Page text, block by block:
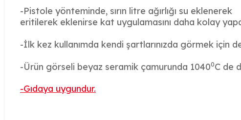
-Pistole yönteminde, sırın litre ağırlığı su
eritilerek eklenirse kat uygulamasını daha kolay
-İlk kez kullanımda kendi şartlarınızda görmek için
-Ürün görseli beyaz seramik çamurunda 10400C de
-Gıdaya uygundur.